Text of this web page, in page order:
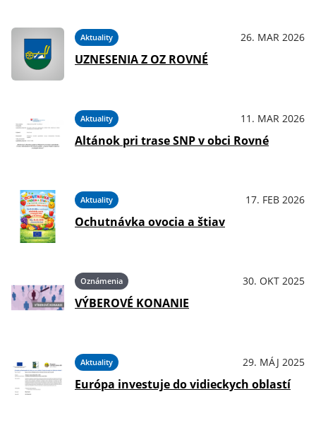
Aktuality 26. MAR 2026
UZNESENIA Z OZ ROVNÉ
Aktuality 11. MAR 2026
Altánok pri trase SNP v obci Rovné
Aktuality 17. FEB 2026
Ochutnávka ovocia a štiav
Oznámenia 30. OKT 2025
VÝBEROVÉ KONANIE
Aktuality 29. MÁJ 2025
Európa investuje do vidieckych oblastí